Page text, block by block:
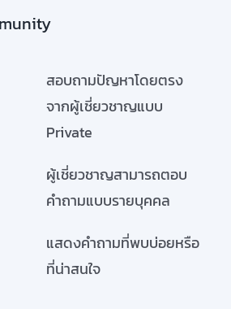
สอบถามปัญหาโดยตรง
จากผู้เชี่ยวชาญแบบ
Private
ผู้เชี่ยวชาญสามารถตอบ
คำถามแบบรายบุคคล
แสดงคำถามที่พบบ่อยหรือ
ที่น่าสนใจ